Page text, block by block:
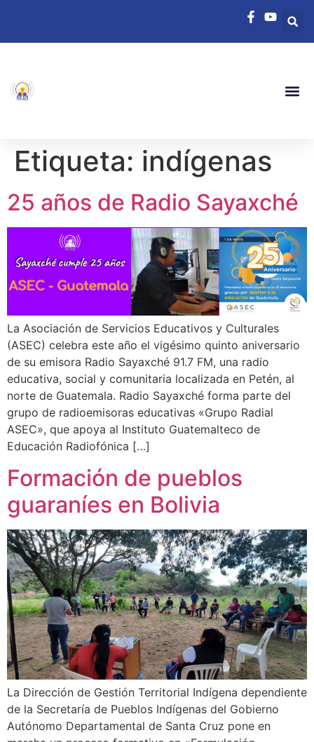
Etiqueta: indígenas
25 años de Radio Sayaxché
La Asociación de Servicios Educativos y Culturales
(ASEC) celebra este año el vigésimo quinto aniversario
de su emisora Radio Sayaxché 91.7 FM, una radio
educativa, social y comunitaria localizada en Petén, al
norte de Guatemala. Radio Sayaxché forma parte del
grupo de radioemisoras educativas «Grupo Radial
ASEC», que apoya al Instituto Guatemalteco de
Educación Radiofónica […]
Formación de pueblos
guaraníes en Bolivia
La Dirección de Gestión Territorial Indígena dependiente
de la Secretaría de Pueblos Indígenas del Gobierno
Autónomo Departamental de Santa Cruz pone en